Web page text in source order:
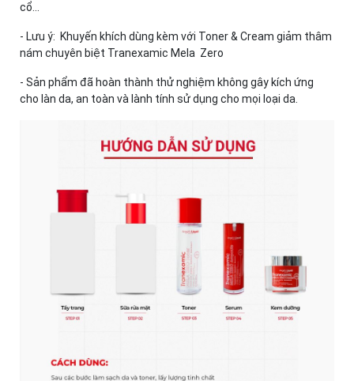
cổ...
- Lưu ý: Khuyến khích dùng kèm với Toner & Cream giảm thâm
nám chuyên biệt Tranexamic Mela Zero
- Sản phẩm đã hoàn thành thử nghiệm không gây kích ứng
cho làn da, an toàn và lành tính sử dụng cho mọi loại da.